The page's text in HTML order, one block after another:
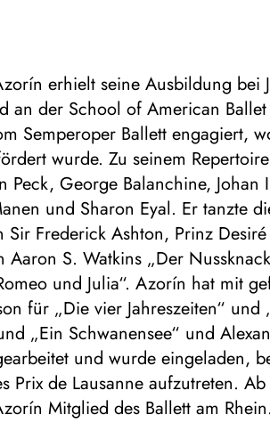
erhielt seine Ausbildung bei
an der School of American
Semperoper Ballett engagiert,
wurde. Zu seinem
Peck, George Balanchine,
und Sharon Eyal. Er tanzte
Sir Frederick Ashton, Prinz
Aaron S. Watkins „Der
und Julia“. Azorín hat mit
für „Die vier Jahreszeiten“ und
„Ein Schwanensee“ und
und wurde eingeladen,
Prix de Lausanne aufzutreten.
Mitglied des Ballett am Rhein.